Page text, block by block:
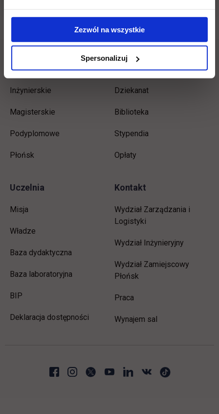
Zezwól na wszystkie
Spersonalizuj
Pomiń
Informacje w stopce
Edukacja
Licencjackie
Inżynierskie
Magisterskie
Podyplomowe
Płońsk
Student
Wirtualna uczelnia
Dziekanat
Biblioteka
Stypendia
Opłaty
Uczelnia
Misja
Władze
Baza dydaktyczna
Baza laboratoryjna
BIP link otwiera się w nowej karcie
Deklaracja dostępności
Kontakt
Wydział Zarządzania i
Logistyki
Wydział Inżynieryjny
Wydział Zamiejscowy
Płońsk
Praca
Wynajem sal